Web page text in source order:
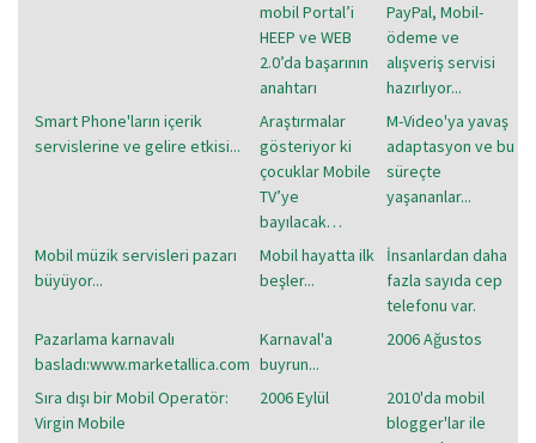
mobil Portal’i
HEEP ve WEB
2.0’da başarının
anahtarı
PayPal, Mobil-
ödeme ve
alışveriş servisi
hazırlıyor...
Smart Phone'ların içerik
servislerine ve gelire etkisi...
Araştırmalar
gösteriyor ki
çocuklar Mobile
TV’ye
bayılacak…
M-Video'ya yavaş
adaptasyon ve bu
süreçte
yaşananlar...
Mobil müzik servisleri pazarı
büyüyor...
Mobil hayatta ilk
beşler...
İnsanlardan daha
fazla sayıda cep
telefonu var.
Pazarlama karnavalı
basladı:www.marketallica.com
Karnaval'a
buyrun...
2006 Ağustos
Sıra dışı bir Mobil Operatör:
Virgin Mobile
2006 Eylül
2010'da mobil
blogger'lar ile